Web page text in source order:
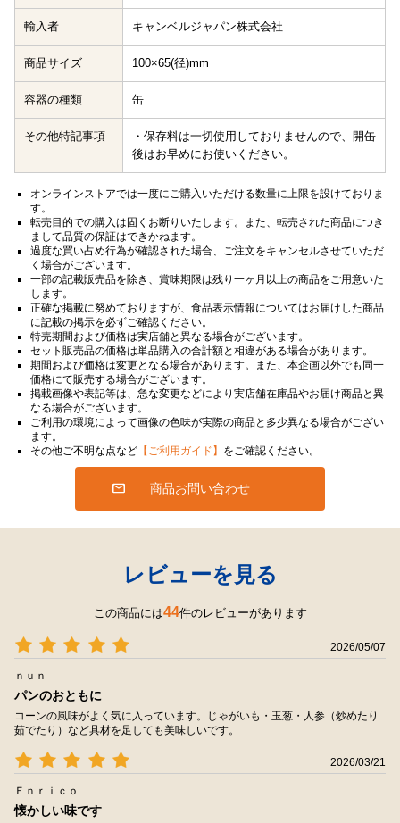
輸入者 キャンベルジャパン株式会社
商品サイズ 100×65(径)mm
容器の種類 缶
その他特記事項
・保存料は一切使用しておりませんので、開缶
後はお早めにお使いください。
オンラインストアでは一度にご購入いただける数量に上限を設けておりま
す。
転売目的での購入は固くお断りいたします。また、転売された商品につき
まして品質の保証はできかねます。
過度な買い占め行為が確認された場合、ご注文をキャンセルさせていただ
く場合がございます。
一部の記載販売品を除き、賞味期限は残り一ヶ月以上の商品をご用意いた
します。
正確な掲載に努めておりますが、食品表示情報についてはお届けした商品
に記載の掲示を必ずご確認ください。
特売期間および価格は実店舗と異なる場合がございます。
セット販売品の価格は単品購入の合計額と相違がある場合があります。
期間および価格は変更となる場合があります。また、本企画以外でも同一
価格にて販売する場合がございます。
掲載画像や表記等は、急な変更などにより実店舗在庫品やお届け商品と異
なる場合がございます。
ご利用の環境によって画像の色味が実際の商品と多少異なる場合がござい
ます。
その他ご不明な点など 【ご利用ガイド】 をご確認ください。
商品お問い合わせ
レビューを見る
この商品には44件のレビューがあります
2026/05/07
ｎｕｎ
パンのおともに
コーンの風味がよく気に入っています。じゃがいも・玉葱・人参（炒めたり
茹でたり）など具材を足しても美味しいです。
2026/03/21
Ｅｎｒｉｃｏ
懐かしい味です